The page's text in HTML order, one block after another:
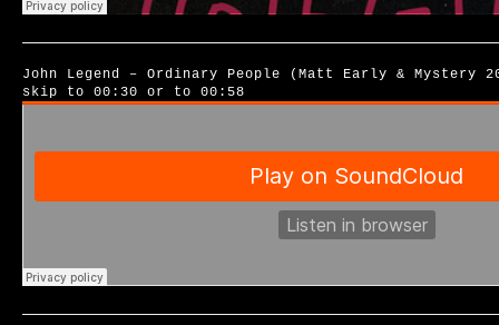
John Legend – Ordinary People (Matt Early & Mystery
skip to 00:30 or to 00:58